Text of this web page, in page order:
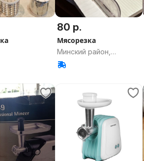
80 р.
Мясорезка
Минский район,
Минская область